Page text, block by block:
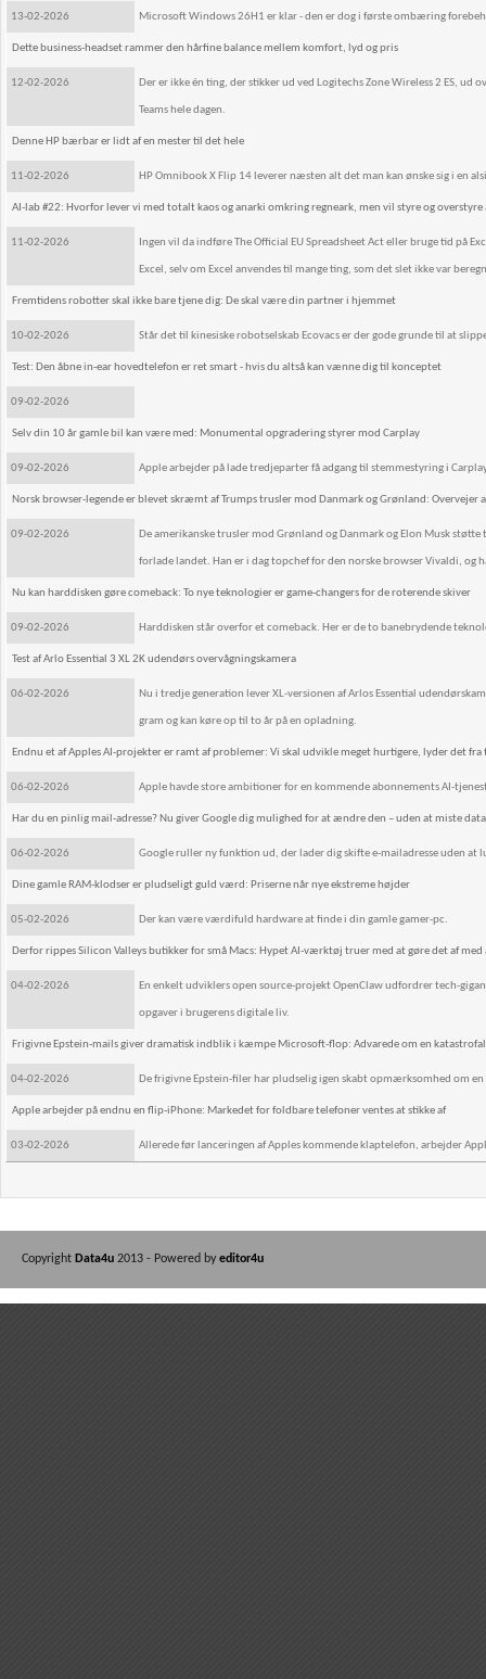
13-02-2026 Microsoft Windows 26H1 er klar - den er dog i første ombæring
Dette business-headset rammer den hårfine balance mellem komfort, lyd og pris
12-02-2026 Der er ikke én ting, der stikker ud ved Logitechs Zone Wireless 2 ES,
Teams hele dagen.
Denne HP bærbar er lidt af en mester til det hele
11-02-2026 HP Omnibook X Flip 14 leverer næsten alt det man kan ønske sig i en
AI-lab #22: Hvorfor lever vi med totalt kaos og anarki omkring regneark, men vil styre og overstyre
11-02-2026 Ingen vil da indføre The Official EU Spreadsheet Act eller bruge tid på
Excel, selv om Excel anvendes til mange ting, som det slet ikke var
Fremtidens robotter skal ikke bare tjene dig: De skal være din partner i hjemmet
10-02-2026 Står det til kinesiske robotselskab Ecovacs er der gode grunde til at
Test: Den åbne in-ear hovedtelefon er ret smart - hvis du altså kan vænne dig til konceptet
09-02-2026
Selv din 10 år gamle bil kan være med: Monumental opgradering styrer mod Carplay
09-02-2026 Apple arbejder på lade tredjeparter få adgang til stemmestyring i
Norsk browser-legende er blevet skræmt af Trumps trusler mod Danmark og Grønland: Overvejer
09-02-2026 De amerikanske trusler mod Grønland og Danmark og Elon Musk
forlade landet. Han er i dag topchef for den norske browser Vivaldi, og
Nu kan harddisken gøre comeback: To nye teknologier er game-changers for de roterende skiver
09-02-2026 Harddisken står overfor et comeback. Her er de to banebrydende
Test af Arlo Essential 3 XL 2K udendørs overvågningskamera
06-02-2026 Nu i tredje generation lever XL-versionen af Arlos Essential
gram og kan køre op til to år på en opladning.
Endnu et af Apples AI-projekter er ramt af problemer: Vi skal udvikle meget hurtigere, lyder det fra
06-02-2026 Apple havde store ambitioner for en kommende abonnements AI-
Har du en pinlig mail-adresse? Nu giver Google dig mulighed for at ændre den – uden at miste data
06-02-2026 Google ruller ny funktion ud, der lader dig skifte e-mailadresse uden at
Dine gamle RAM-klodser er pludseligt guld værd: Priserne når nye ekstreme højder
05-02-2026 Der kan være værdifuld hardware at finde i din gamle gamer-pc.
Derfor rippes Silicon Valleys butikker for små Macs: Hypet AI-værktøj truer med at gøre det af med
04-02-2026 En enkelt udviklers open source-projekt OpenClaw udfordrer tech-
opgaver i brugerens digitale liv.
Frigivne Epstein-mails giver dramatisk indblik i kæmpe Microsoft-flop: Advarede om en
04-02-2026 De frigivne Epstein-filer har pludselig igen skabt opmærksomhed om
Apple arbejder på endnu en flip-iPhone: Markedet for foldbare telefoner ventes at stikke af
03-02-2026 Allerede før lanceringen af Apples kommende klaptelefon, arbejder
Copyright Data4u 2013 - Powered by editor4u